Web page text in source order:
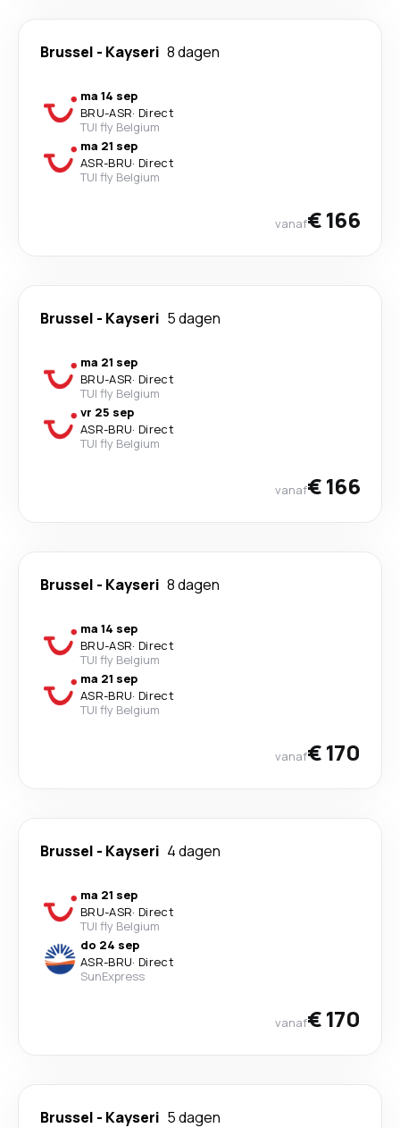
Brussel - Kayseri 8 dagen
ma 14 sep
BRU-ASR· Direct
TUI fly Belgium
ma 21 sep
ASR-BRU· Direct
TUI fly Belgium
vanaf€ 166
Brussel - Kayseri 5 dagen
ma 21 sep
BRU-ASR· Direct
TUI fly Belgium
vr 25 sep
ASR-BRU· Direct
TUI fly Belgium
vanaf€ 166
Brussel - Kayseri 8 dagen
ma 14 sep
BRU-ASR· Direct
TUI fly Belgium
ma 21 sep
ASR-BRU· Direct
TUI fly Belgium
vanaf€ 170
Brussel - Kayseri 4 dagen
ma 21 sep
BRU-ASR· Direct
TUI fly Belgium
do 24 sep
ASR-BRU· Direct
SunExpress
vanaf€ 170
Brussel - Kayseri 5 dagen